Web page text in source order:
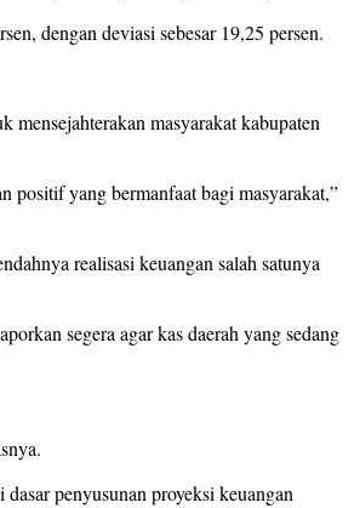
dengan deviasi sebesar 19,25 persen.
mensejahterakan masyarakat kabupaten
positif yang bermanfaat bagi masyarakat,”
realisasi keuangan salah satunya
segera agar kas daerah yang sedang
penyusunan proyeksi keuangan